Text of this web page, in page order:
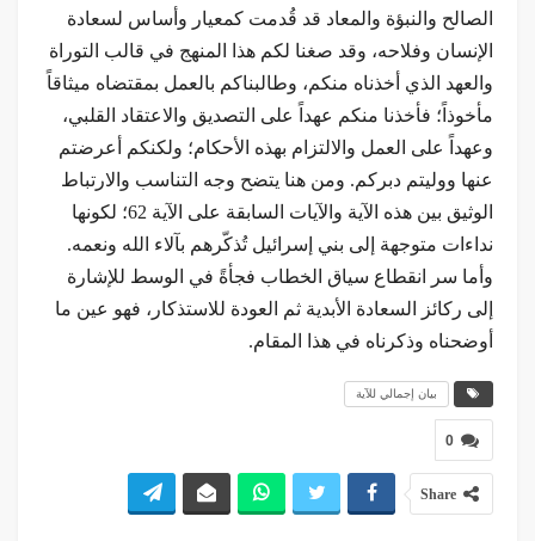
الصالح والنبؤة والمعاد قد قُدمت كمعيار وأساس لسعادة
الإنسان وفلاحه، وقد صغنا لكم هذا المنهج في قالب التوراة
والعهد الذي أخذناه منكم، وطالبناكم بالعمل بمقتضاه ميثاقاً
مأخوذاً؛ فأخذنا منكم عهداً على التصديق والاعتقاد القلبي،
وعهداً على العمل والالتزام بهذه الأحكام؛ ولكنكم أعرضتم
عنها ووليتم دبركم. ومن هنا يتضح وجه التناسب والارتباط
الوثيق بين هذه الآية والآيات السابقة على الآية 62؛ لكونها
نداءات متوجهة إلى بني إسرائيل تُذكّرهم بآلاء الله ونعمه.
وأما سر انقطاع سياق الخطاب فجأةً في الوسط للإشارة
إلى ركائز السعادة الأبدية ثم العودة للاستذكار، فهو عين ما
أوضحناه وذكرناه في هذا المقام.
بيان إجمالي للآية
0
Share